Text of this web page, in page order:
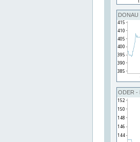
ODER -